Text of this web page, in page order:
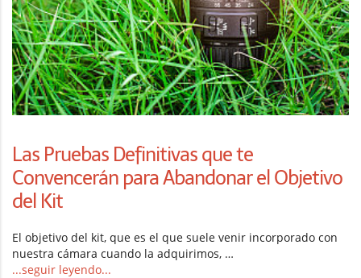
Las Pruebas Definitivas que te
Convencerán para Abandonar el Objetivo
del Kit
El objetivo del kit, que es el que suele venir incorporado con
nuestra cámara cuando la adquirimos, …
...seguir leyendo...